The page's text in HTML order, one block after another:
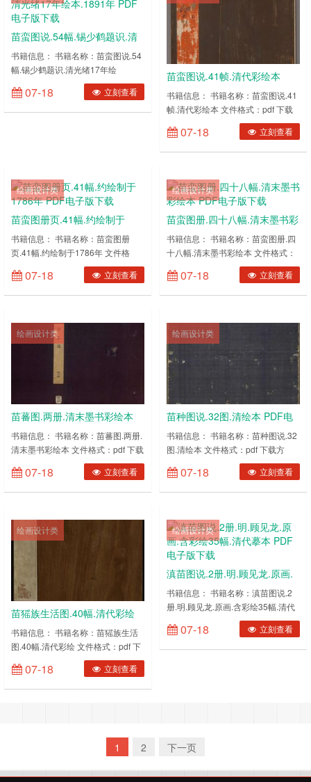
苗蛮图说.54幅.锡少鹤题识.清
光绪17年绘本.1891年 PDF电
子版下载
书籍信息： 书籍名称：苗蛮图说.54
幅.锡少鹤题识.清光绪17年绘
本.1891年 文件格式：pdf 下载方
式：百度网盘内容截图：(图片有压
缩，网盘下载后更清晰) ……
07-18 立刻查看
苗蛮图说.41帧.清代彩绘本
PDF电子版下载
书籍信息： 书籍名称：苗蛮图说.41
帧.清代彩绘本 文件格式：pdf 下载
方式：百度网盘内容截图：(图片有
压缩，网盘下载后更清晰) ……
07-18 立刻查看
绘画设计类
苗蛮图册页.41幅.约绘制于
1786年 PDF电子版下载
书籍信息： 书籍名称：苗蛮图册
页.41幅.约绘制于1786年 文件格
式：pdf 下载方式：百度网盘内容截
图：(图片有压缩，网盘下载后更清
晰) ……
07-18 立刻查看
绘画设计类
苗蛮图册.四十八幅.清末墨书彩
绘本 PDF电子版下载
书籍信息： 书籍名称：苗蛮图册.四
十八幅.清末墨书彩绘本 文件格式：
pdf 下载方式：百度网盘内容截图：
(图片有压缩，网盘下载后更清晰)
……
07-18 立刻查看
绘画设计类
苗蕃图.两册.清末墨书彩绘本
PDF电子版下载
书籍信息： 书籍名称：苗蕃图.两册.
清末墨书彩绘本 文件格式：pdf 下载
方式：百度网盘内容截图：(图片有
压缩，网盘下载后更清晰) ……
07-18 立刻查看
绘画设计类
苗种图说.32图.清绘本 PDF电
子版下载
书籍信息： 书籍名称：苗种图说.32
图.清绘本 文件格式：pdf 下载方
式：百度网盘内容截图：(图片有压
缩，网盘下载后更清晰) ……
07-18 立刻查看
绘画设计类
苗猺族生活图.40幅.清代彩绘
PDF电子版下载
书籍信息： 书籍名称：苗猺族生活
图.40幅.清代彩绘 文件格式：pdf 下
载方式：百度网盘内容截图：(图片
有压缩，网盘下载后更清晰) ……
07-18 立刻查看
绘画设计类
滇苗图说.2册.明.顾见龙.原画.
含彩绘35幅.清代摹本 PDF电子
版下载
书籍信息： 书籍名称：滇苗图说.2
册.明.顾见龙.原画.含彩绘35幅.清代
摹本 文件格式：pdf 下载方式：百度
网盘内容截图：(图片有压缩，网盘
下载后更清晰) ……
07-18 立刻查看
1 2 下一页